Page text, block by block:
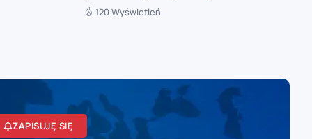
120 Wyświetleń
ZAPISUJĘ SIĘ